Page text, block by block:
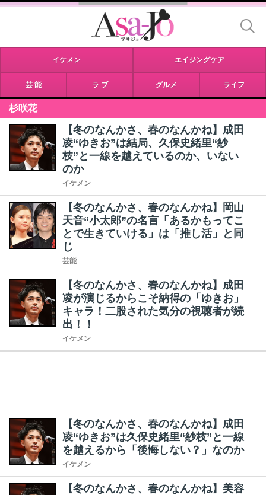
イケメン エイジングケア
芸 能 ラ ブ グルメ ライフ
杉咲花
【冬のなんかさ、春のなんかね】成田
凌“ゆきお”は結局、久保史緒里“紗
枝”と一線を越えているのか、いない
のか
イケメン
【冬のなんかさ、春のなんかね】岡山
天音“小太郎”の名言「あるかもってこ
とで生きていける」は「推し活」と同
じ
芸能
【冬のなんかさ、春のなんかね】成田
凌が演じるからこそ納得の「ゆきお」
キャラ！二股された気分の視聴者が続
出！！
イケメン
【冬のなんかさ、春のなんかね】成田
凌“ゆきお”は久保史緒里“紗枝”と一線
を越えるから「後悔しない？」なのか
イケメン
【冬のなんかさ、春のなんかね】美容